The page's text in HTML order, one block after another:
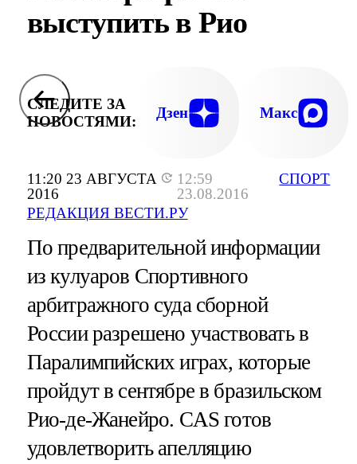
11:20 23 АВГУСТА
2016
12:59
23.08.2016
РЕДАКЦИЯ ВЕСТИ.РУ
СПОРТ
выступить в Рио
СЛЕДИТЕ ЗА
НОВОСТЯМИ:
Дзен Макс
По предварительной информации
из кулуаров Спортивного
арбитражного суда сборной
России разрешено участвовать в
Паралимпийских играх, которые
пройдут в сентябре в бразильском
Рио-де-Жанейро. CAS готов
удовлетворить апелляцию